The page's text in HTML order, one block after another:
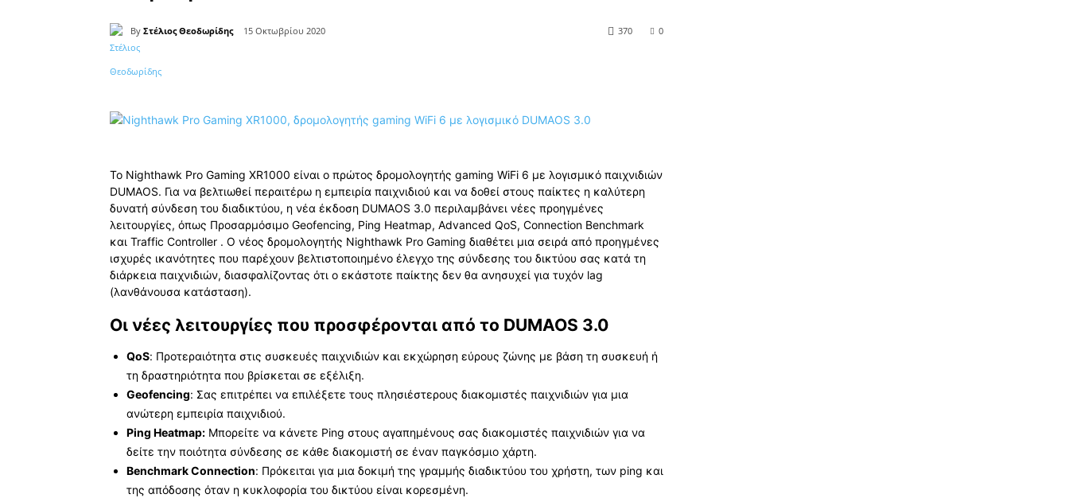
By Στέλιος Θεοδωρίδης 15 Οκτωβρίου 2020 0
370
Κοινοποίηση
Το Nighthawk Pro Gaming XR1000 είναι ο πρώτος δρομολογητής gaming WiFi 6 με λογισμικό παιχνιδιών
DUMAOS. Για να βελτιωθεί περαιτέρω η εμπειρία παιχνιδιού και να δοθεί στους παίκτες η καλύτερη
δυνατή σύνδεση του διαδικτύου, η νέα έκδοση DUMAOS 3.0 περιλαμβάνει νέες προηγμένες
λειτουργίες, όπως Προσαρμόσιμο Geofencing, Ping Heatmap, Advanced QoS, Connection Benchmark
και Traffic Controller . Ο νέος δρομολογητής Nighthawk Pro Gaming διαθέτει μια σειρά από προηγμένες
ισχυρές ικανότητες που παρέχουν βελτιστοποιημένο έλεγχο της σύνδεσης του δικτύου σας κατά τη
διάρκεια παιχνιδιών, διασφαλίζοντας ότι ο εκάστοτε παίκτης δεν θα ανησυχεί για τυχόν lag
(λανθάνουσα κατάσταση).
Οι νέες λειτουργίες που προσφέρονται από το DUMAOS 3.0
QoS: Προτεραιότητα στις συσκευές παιχνιδιών και εκχώρηση εύρους ζώνης με βάση τη συσκευή ή
τη δραστηριότητα που βρίσκεται σε εξέλιξη.
Geofencing: Σας επιτρέπει να επιλέξετε τους πλησιέστερους διακομιστές παιχνιδιών για μια
ανώτερη εμπειρία παιχνιδιού.
Ping Heatmap: Μπορείτε να κάνετε Ping στους αγαπημένους σας διακομιστές παιχνιδιών για να
δείτε την ποιότητα σύνδεσης σε κάθε διακομιστή σε έναν παγκόσμιο χάρτη.
Benchmark Connection: Πρόκειται για μια δοκιμή της γραμμής διαδικτύου του χρήστη, των ping και
της απόδοσης όταν η κυκλοφορία του δικτύου είναι κορεσμένη.